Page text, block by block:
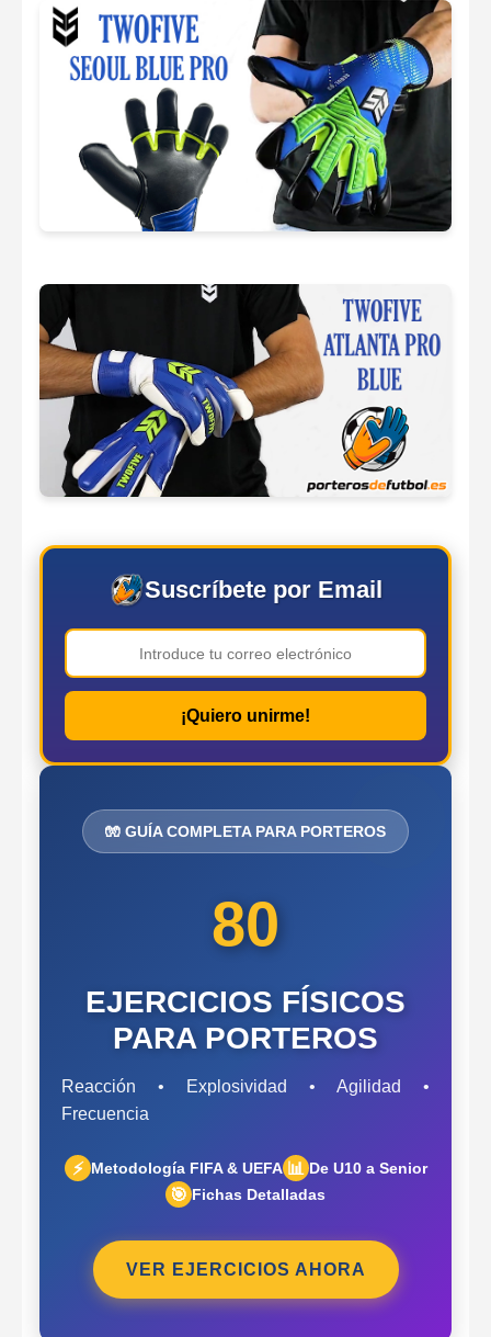
Suscríbete por Email
¡Quiero unirme!
🧤 GUÍA COMPLETA PARA PORTEROS
80
EJERCICIOS FÍSICOS
PARA PORTEROS
Reacción • Explosividad • Agilidad •
Frecuencia
⚡ Metodología FIFA & UEFA 📊 De U10 a Senior
🎯 Fichas Detalladas
VER EJERCICIOS AHORA